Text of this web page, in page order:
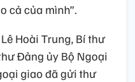
cả của mình”.
Hoài Trung, Bí thư
Đảng ủy Bộ Ngoại
giao đã gửi thư